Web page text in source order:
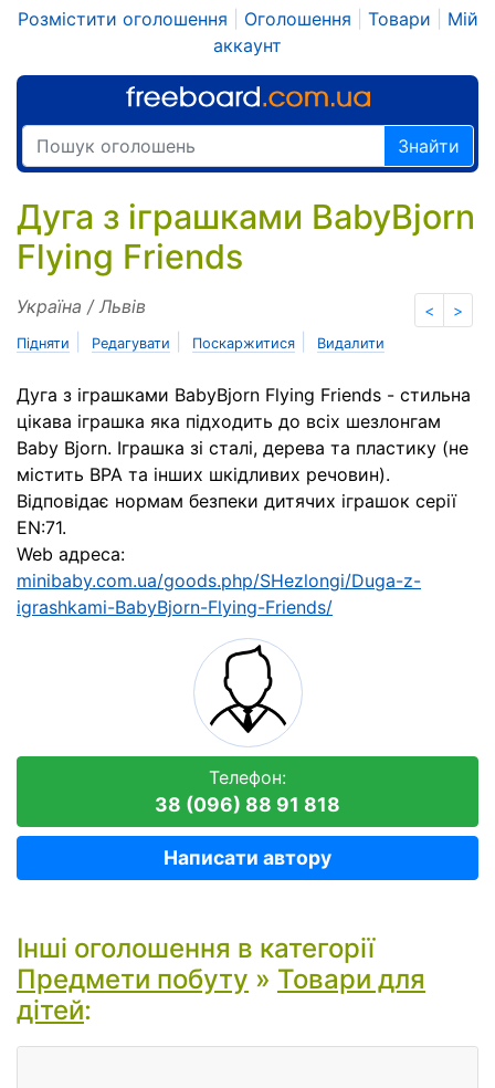
Розмістити оголошення Оголошення Товари
Мій
аккаунт
Знайти
Дуга з іграшками BabyBjorn
Flying Friends
< >
Україна / Львів
Підняти Редагувати Поскаржитися Видалити
Дуга з іграшками BabyBjorn Flying Friends - стильна
цікава іграшка яка підходить до всіх шезлонгам
Baby Bjorn. Іграшка зі сталі, дерева та пластику (не
містить BPA та інших шкідливих речовин).
Відповідає нормам безпеки дитячих іграшок серії
EN:71.
Web адреса:
minibaby.com.ua/goods.php/SHezlongi/Duga-z-
igrashkami-BabyBjorn-Flying-Friends/
Телефон:
38 (096) 88 91 818
Написати автору
Інші оголошення в категорії
Предмети побуту » Товари для
дітей: